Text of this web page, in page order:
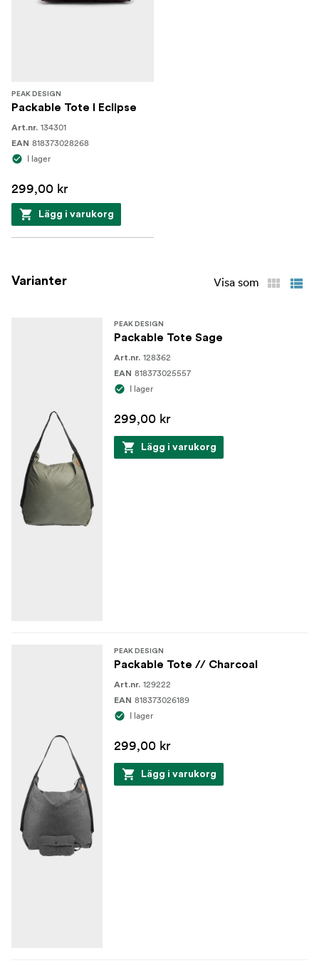
PEAK DESIGN
Packable Tote I Eclipse
Art.nr. 134301
EAN 818373028268
I lager
299,00 kr
Lägg i varukorg
Varianter Visa som
PEAK DESIGN
Packable Tote Sage
Art.nr. 128362
EAN 818373025557
I lager
299,00 kr
Lägg i varukorg
PEAK DESIGN
Packable Tote // Charcoal
Art.nr. 129222
EAN 818373026189
I lager
299,00 kr
Lägg i varukorg